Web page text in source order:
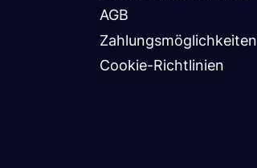
AGB
Zahlungsmöglichkeiten
Cookie-Richtlinien